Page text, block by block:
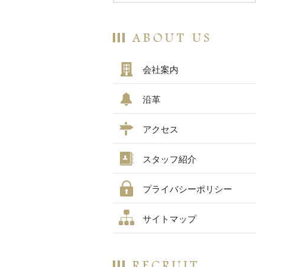
会社案内
沿革
アクセス
スタッフ紹介
プライバシーポリシー
サイトマップ